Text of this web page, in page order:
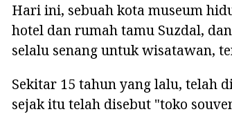
Hari ini, sebuah kota museum
hotel dan rumah tamu Suzdal,
selalu senang untuk wisatawan,
Sekitar 15 tahun yang lalu, telah
sejak itu telah disebut "toko